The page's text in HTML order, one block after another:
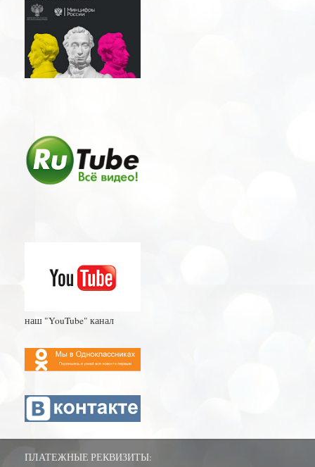
наш "YouTube" канал
ПЛАТЕЖНЫЕ РЕКВИЗИТЫ: